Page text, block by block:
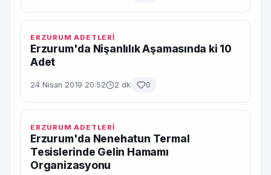
ERZURUM ADETLERİ
Erzurum'da Nişanlılık Aşamasında ki 10
Adet
24 Nisan 2019 20:52 2 dk 0
ERZURUM ADETLERİ
Erzurum'da Nenehatun Termal
Tesislerinde Gelin Hamamı
Organizasyonu